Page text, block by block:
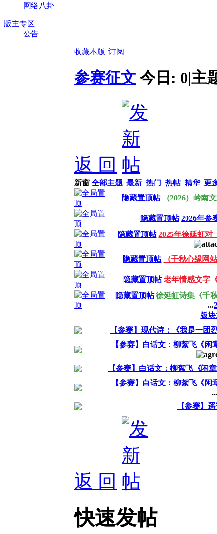
网络八卦
版主专区
公告
收藏本版 |订阅
参赛征文 今日: 0|主
返 回
新窗 全部主题 最新 热门 热帖 精华 更
隐藏置顶帖
（2026）岭南
隐藏置顶帖 2026年参
隐藏置顶帖 2025年徐延虹对
隐藏置顶帖 （千秋心缘网
隐藏置顶帖 老年情感文字
隐藏置顶帖 徐延虹诗集《千
...
版
【参赛】现代诗：《我是一团
【参赛】白话文：柳絮飞《闲
【参赛】白话文：柳絮飞《闲
【参赛】白话文：柳絮飞《闲
【参赛】
返 回
快速发帖